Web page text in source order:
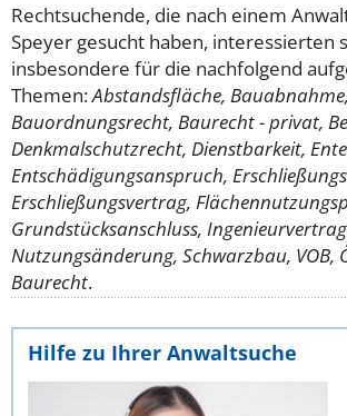
Rechtsuchende, die nach einem
Speyer gesucht haben, interessierten
insbesondere für die nachfolgend
Themen:Abstandsfläche,
Bauordnungsrecht, Baurecht - privat,
Denkmalschutzrecht, Dienstbarkeit,
Entschädigungsanspruch,
Erschließungsvertrag,
Grundstücksanschluss,
Nutzungsänderung, Schwarzbau, VOB,
Baurecht.
Hilfe zu Ihrer Anwaltsuche